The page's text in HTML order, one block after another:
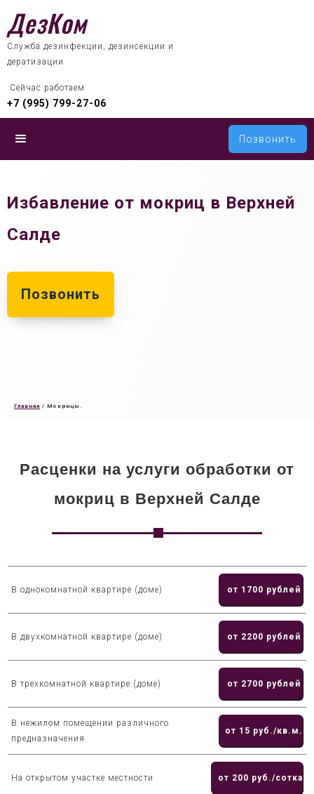
ДезКом
Служба дезинфекции, дезинсекции и
дератизации
Сейчас работаем
+7 (995) 799-27-06
Позвонить
Избавление от мокриц в Верхней
Салде
Позвонить
Главная / Мокрицы.
Расценки на услуги обработки от
мокриц в Верхней Салде
В однокомнатной квартире (доме) от 1700 рублей
В двухкомнатной квартире (доме) от 2200 рублей
В трехкомнатной квартире (доме) от 2700 рублей
В нежилом помещении различного
предназначения
от 15 руб./кв.м.
На открытом участке местности от 200 руб./сотка